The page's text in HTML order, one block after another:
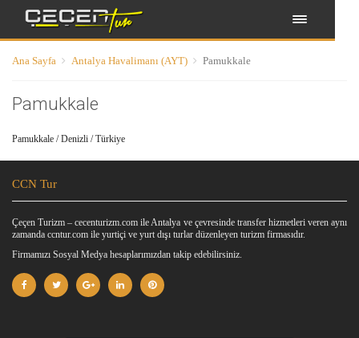
Ana Sayfa Antalya Havalimanı (AYT) Pamukkale
Pamukkale
Pamukkale / Denizli / Türkiye
CCN Tur
Çeçen Turizm – cecenturizm.com ile Antalya ve çevresinde transfer hizmetleri veren aynı
zamanda ccntur.com ile yurtiçi ve yurt dışı turlar düzenleyen turizm firmasıdır.
Firmamızı Sosyal Medya hesaplarımızdan takip edebilirsiniz.